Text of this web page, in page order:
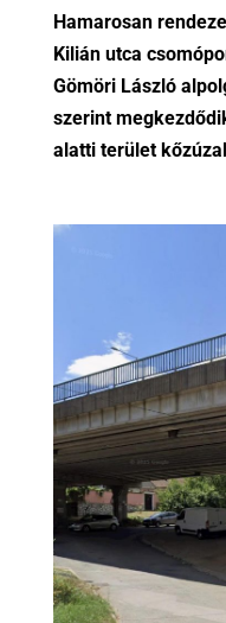
Hamarosan
Kilián utca
Gömöri László
szerint
alatti terület